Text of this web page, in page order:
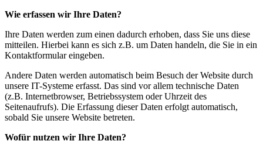
Wie erfassen wir Ihre Daten?
Ihre Daten werden zum einen dadurch erhoben, dass Sie uns diese
mitteilen. Hierbei kann es sich z.B. um Daten handeln, die Sie in ein
Kontaktformular eingeben.
Andere Daten werden automatisch beim Besuch der Website durch
unsere IT-Systeme erfasst. Das sind vor allem technische Daten
(z.B. Internetbrowser, Betriebssystem oder Uhrzeit des
Seitenaufrufs). Die Erfassung dieser Daten erfolgt automatisch,
sobald Sie unsere Website betreten.
Wofür nutzen wir Ihre Daten?